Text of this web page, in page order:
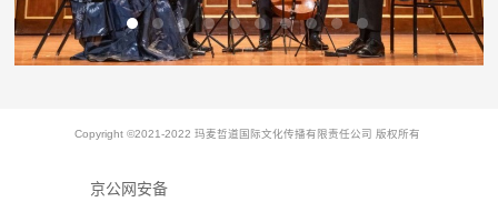
Copyright ©2021-2022 玛麦哲道国际文化传播有限责任公司 版权所有
京公网安备